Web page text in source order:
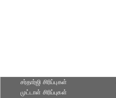
சர்தார்ஜி சிரிப்புகள்
முட்டாள் சிரிப்புகள்